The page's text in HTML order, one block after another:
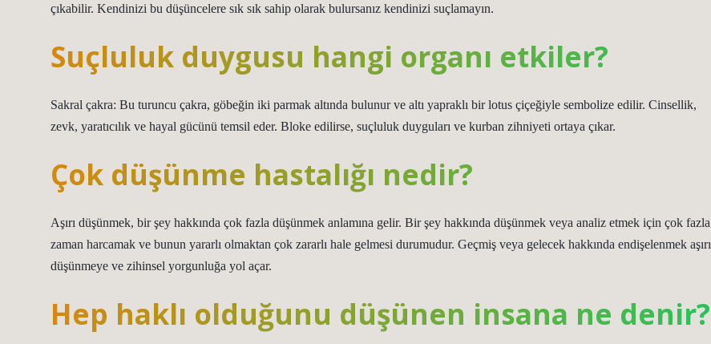
çıkabilir. Kendinizi bu düşüncelere sık sık sahip olarak bulursanız kendinizi suçlamayın.
Suçluluk duygusu hangi organı etkiler?
Sakral çakra: Bu turuncu çakra, göbeğin iki parmak altında bulunur ve altı yapraklı bir lotus çiçeğiyle sembolize edilir. Cinsellik,
zevk, yaratıcılık ve hayal gücünü temsil eder. Bloke edilirse, suçluluk duyguları ve kurban zihniyeti ortaya çıkar.
Çok düşünme hastalığı nedir?
Aşırı düşünmek, bir şey hakkında çok fazla düşünmek anlamına gelir. Bir şey hakkında düşünmek veya analiz etmek için çok fazla
zaman harcamak ve bunun yararlı olmaktan çok zararlı hale gelmesi durumudur. Geçmiş veya gelecek hakkında endişelenmek aşırı
düşünmeye ve zihinsel yorgunluğa yol açar.
Hep haklı olduğunu düşünen insana ne denir?